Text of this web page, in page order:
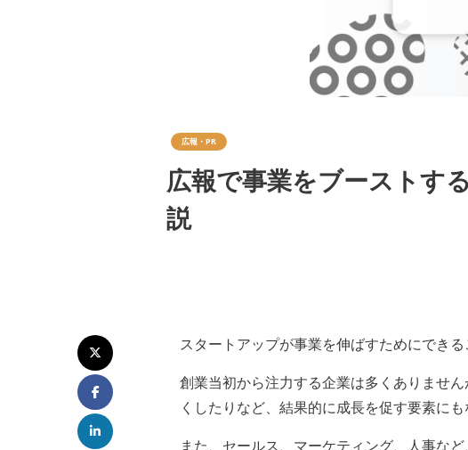
広報・PR
広報で事業をブーストす
説
スタートアップが事業を伸ばすためにでき
創業当初から注力する企業は多くありませ
くしたりなど、結果的に成長を促す要素にも
また、セールス、マーケティング、人事な